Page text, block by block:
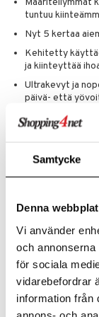
Samtycke
Denna
Vi använder
och
för sociala
vidarebefordrar
information från
annons- och
Määritellymmät
tuntuu
Nyt 5 kertaa
Kehitetty
ja kiinteyttää
Ultrakevyt ja
päivä- että
Sisältää SPF 15.
Pääainesosat:
Tetrapeptidit
ryppyjä ja
Edelweiss-uute
kiinteyttää
E-vitamiinion